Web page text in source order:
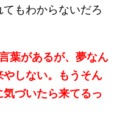
もわからないだろ
葉があるが、夢なん
しない。もうそん
づいたら来てるっ